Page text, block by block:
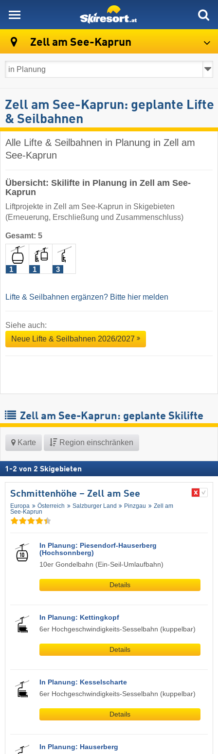
Zell am See-Kaprun
Zell am See-Kaprun: geplante Lifte
& Seilbahnen
Alle Lifte & Seilbahnen in Planung in Zell am
See-Kaprun
Übersicht: Skilifte in Planung in Zell am See-
Kaprun
Liftprojekte in Zell am See-Kaprun in Skigebieten
(Erneuerung, Erschließung und Zusammenschluss)
Gesamt: 5
1 1 3
Lifte & Seilbahnen ergänzen? Bitte hier melden
Siehe auch:
Neue Lifte & Seilbahnen 2026/2027
Zell am See-Kaprun: geplante Skilifte
Karte Region einschränken
1 -2 von 2 Skigebieten
Schmittenhöhe – Zell am See
Europa Österreich Salzburger Land Pinzgau
Zell am
See-Kaprun
In Planung: Piesendorf-Hauserberg
(Hochsonnberg)
10er Gondelbahn (Ein-Seil-Umlaufbahn)
Details
In Planung: Kettingkopf
6er Hochgeschwindigkeits-Sesselbahn (kuppelbar)
Details
In Planung: Kesselscharte
6er Hochgeschwindigkeits-Sesselbahn (kuppelbar)
Details
In Planung: Hauserberg